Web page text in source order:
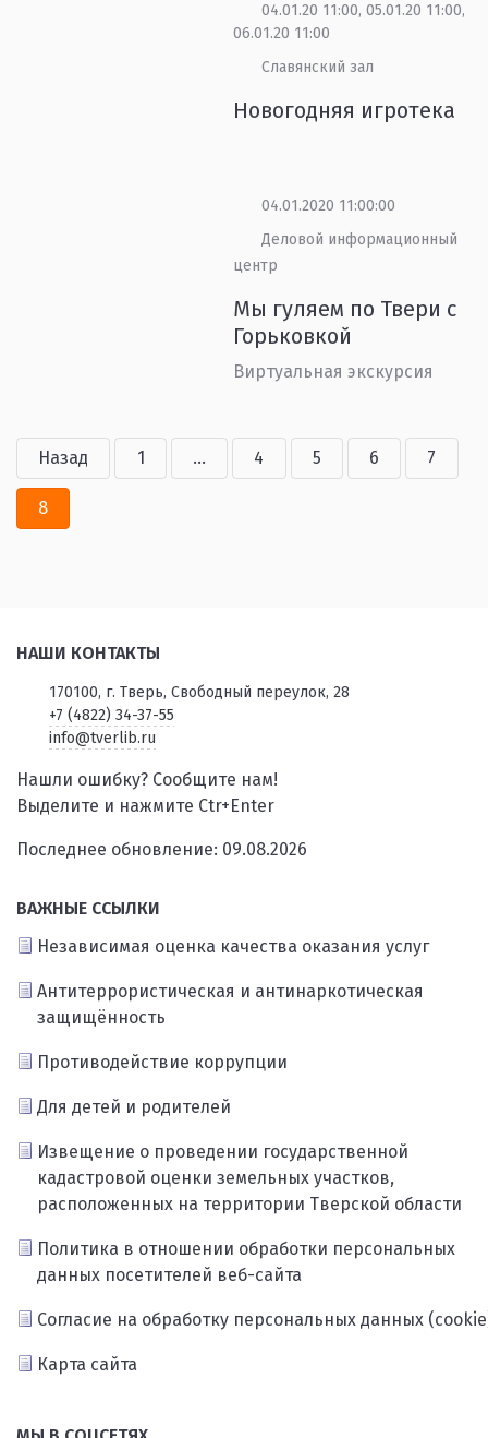
04.01.20 11:00, 05.01.20 11:00,
06.01.20 11:00
Славянский зал
Новогодняя игротека
04.01.2020 11:00:00
Деловой информационный
центр
Мы гуляем по Твери с
Горьковкой
Виртуальная экскурсия
Назад 1 ... 4 5 6 7
8
НАШИ КОНТАКТЫ
170100, г. Тверь, Свободный переулок, 28
+7 (4822) 34-37-55
info@tverlib.ru
Нашли ошибку? Сообщите нам!
Выделите и нажмите Ctr+Enter
Последнее обновление: 09.08.2026
ВАЖНЫЕ ССЫЛКИ
Независимая оценка качества оказания услуг
Антитеррористическая и антинаркотическая
защищённость
Противодействие коррупции
Для детей и родителей
Извещение о проведении государственной
кадастровой оценки земельных участков,
расположенных на территории Тверской области
Политика в отношении обработки персональных
данных посетителей веб-сайта
Согласие на обработку персональных данных
Карта сайта